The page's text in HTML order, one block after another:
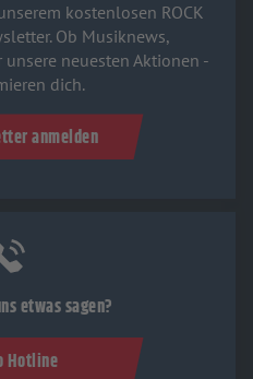
kostenlosen ROCK
Ob Musiknews,
neuesten Aktionen -
dich.
anmelden
etwas sagen?
Hotline